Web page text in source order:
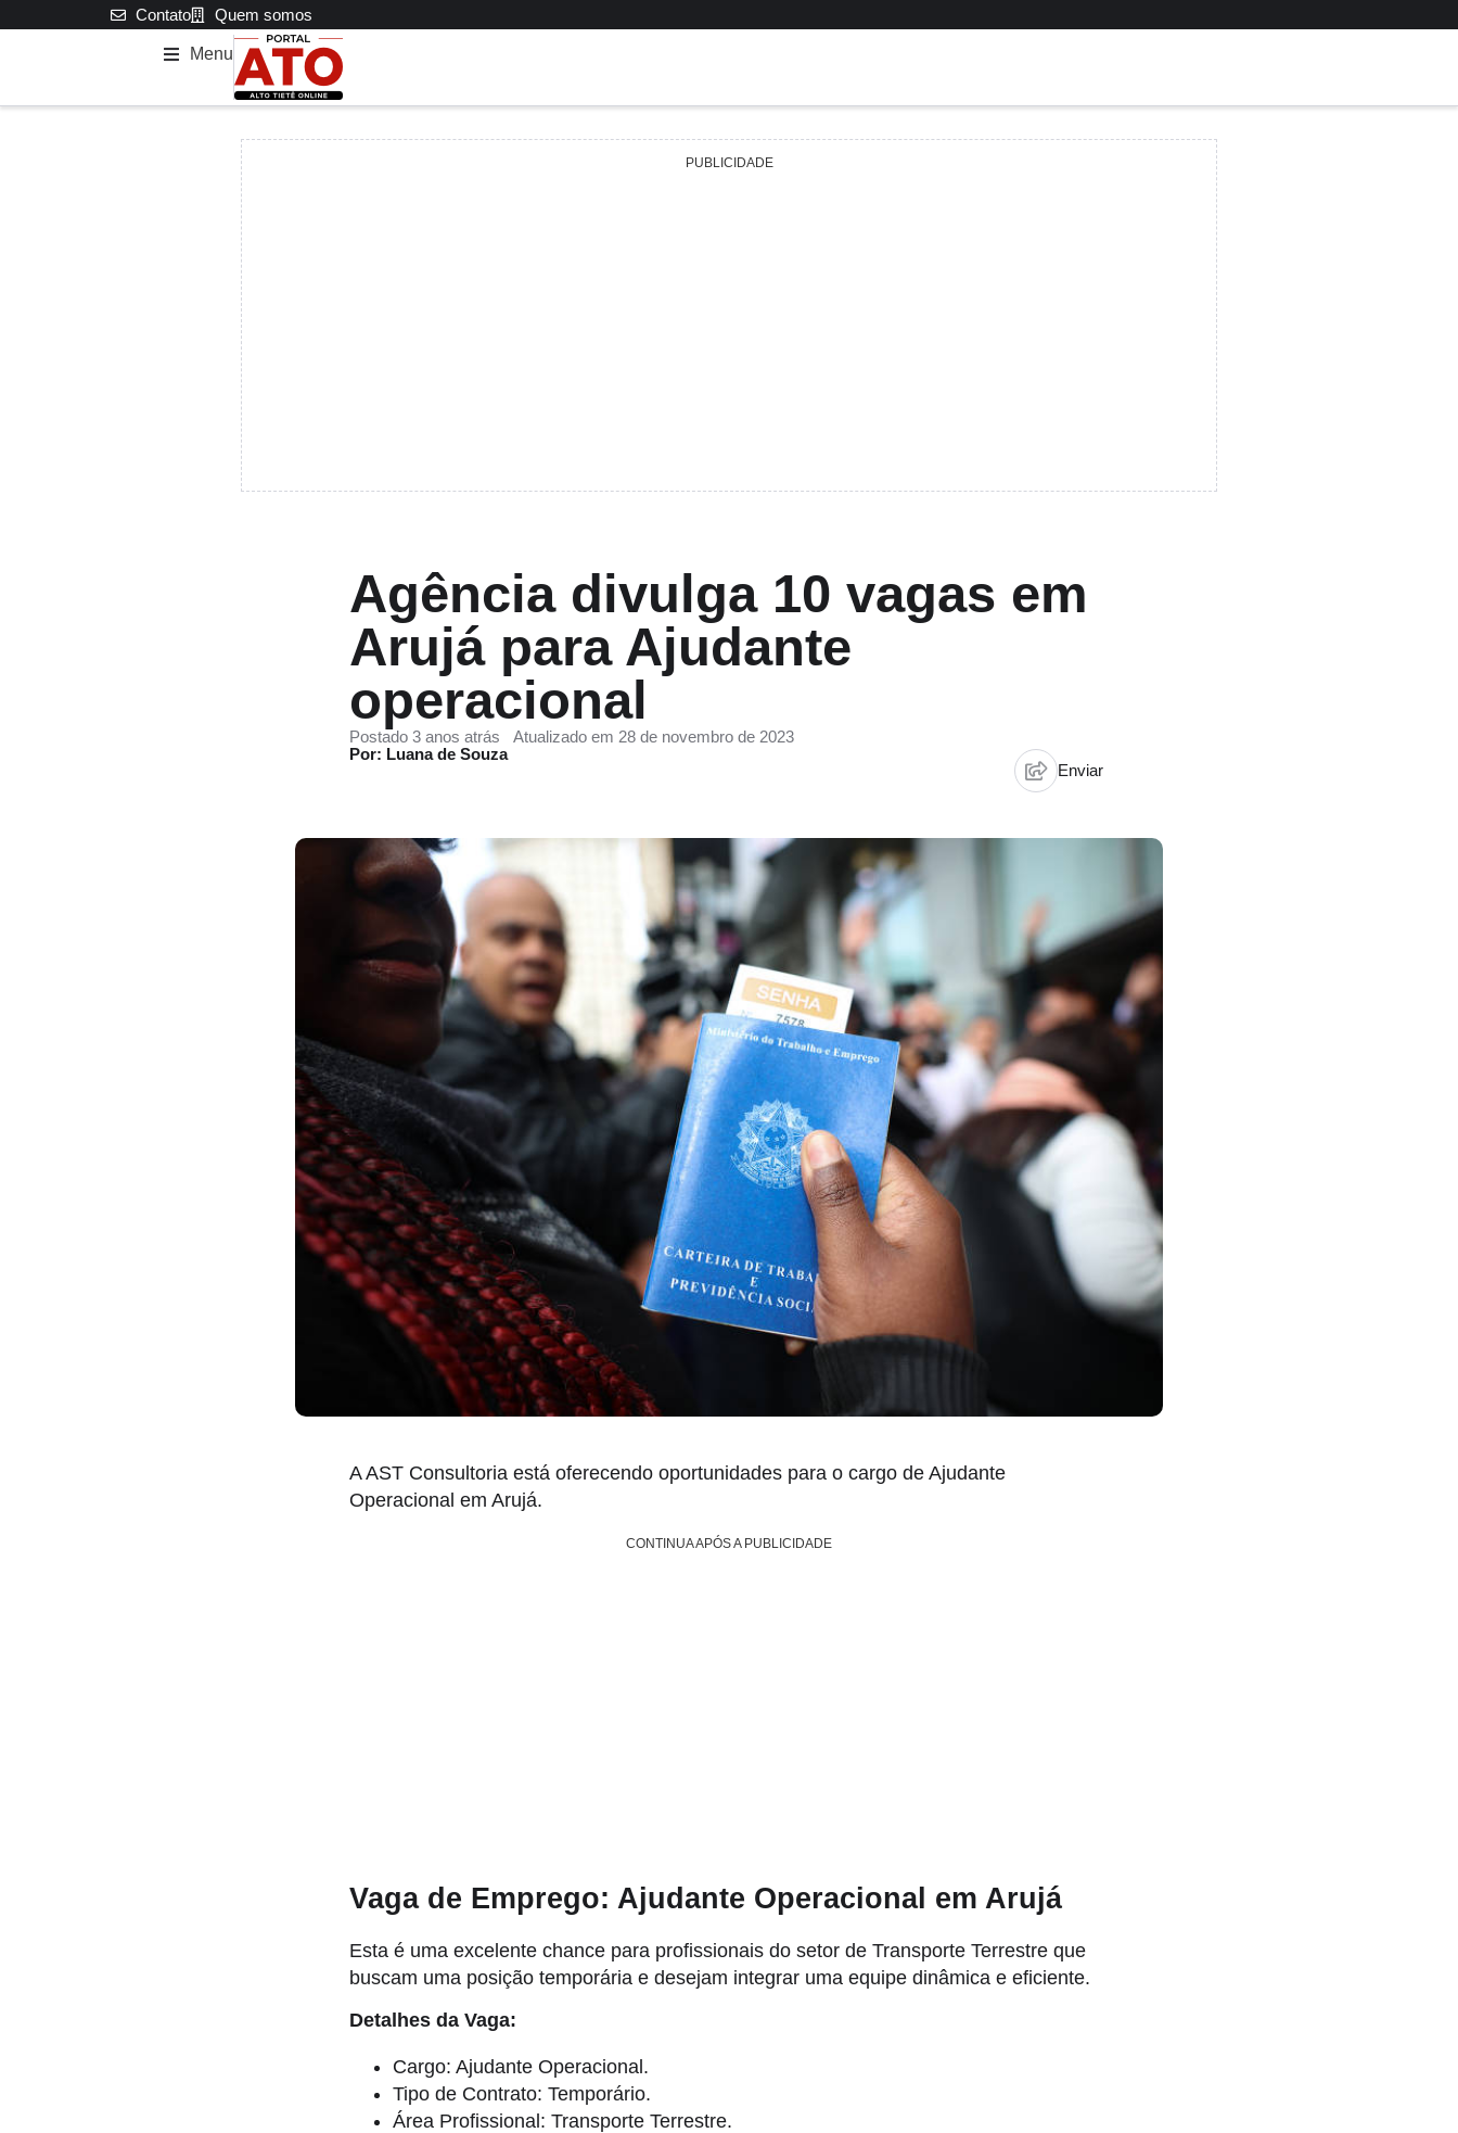
Contato Quem somos
Menu
PUBLICIDADE
Agência divulga 10 vagas em
Arujá para Ajudante
operacional
Postado 3 anos atrás
Atualizado em 28 de novembro de 2023
Por: Luana de Souza
Enviar
A AST Consultoria está oferecendo oportunidades para o cargo de Ajudante
Operacional em Arujá.
CONTINUA APÓS A PUBLICIDADE
Vaga de Emprego: Ajudante Operacional em Arujá
Esta é uma excelente chance para profissionais do setor de Transporte Terrestre que
buscam uma posição temporária e desejam integrar uma equipe dinâmica e eficiente.
Detalhes da Vaga:
Cargo: Ajudante Operacional.
Tipo de Contrato: Temporário.
Área Profissional: Transporte Terrestre.